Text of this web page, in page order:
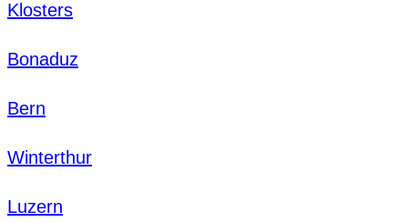
Klosters
Bonaduz
Bern
Winterthur
Luzern